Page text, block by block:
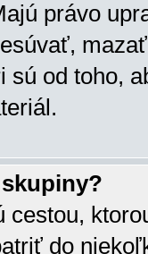
právo
sú od toho,
cestou,
do